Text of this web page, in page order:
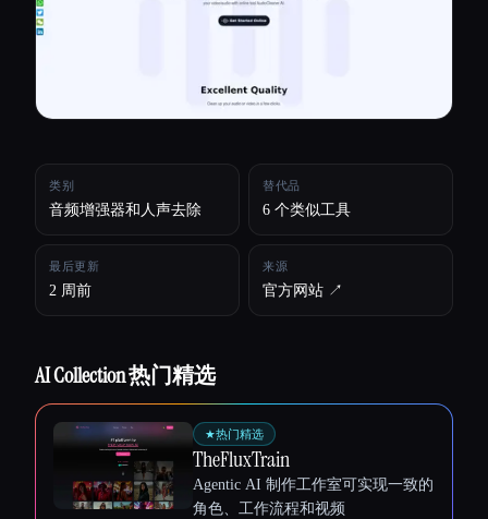
类别
音频增强器和人声去除
替代品
6 个类似工具
最后更新
2 周前
来源
官方网站 ↗︎
AI Collection 热门精选
★热门精选
TheFluxTrain
Agentic AI 制作工作室可实现一致的
角色、工作流程和视频